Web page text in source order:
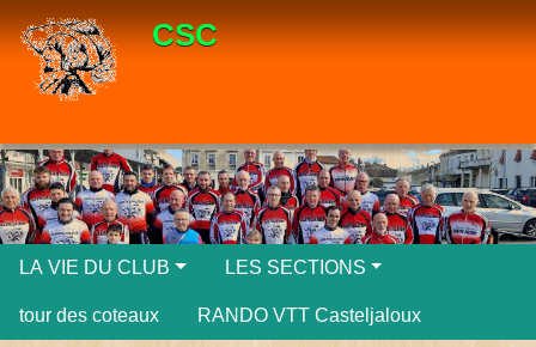
CSC
LA VIE DU CLUB LES SECTIONS
tour des coteaux RANDO VTT Casteljaloux
Panneau de gestion des cookies